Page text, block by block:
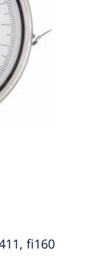
fi160